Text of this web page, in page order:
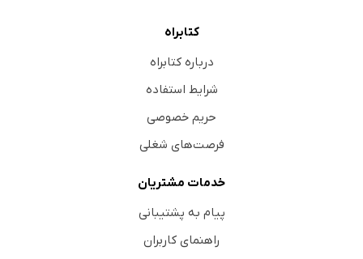
کتابراه
درباره کتابراه
شرایط استفاده
حریم خصوصی
فرصت‌های شغلی
خدمات مشتریان
پیام به پشتیبانی
راهنمای کاربران